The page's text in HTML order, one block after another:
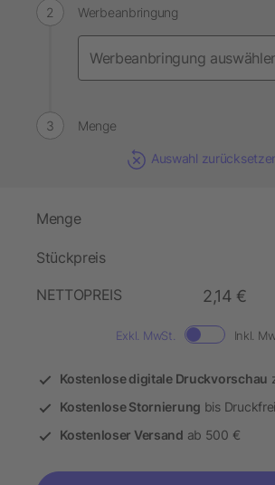
Werbeanbringung
Menge
Auswahl
Menge
Stückpreis
NETTOPREIS
2,14 €
Exkl. MwSt. Inkl.
Kostenlose digitale Druckvorschau
Kostenlose Stornierung bis
Kostenloser Versand ab 500 €